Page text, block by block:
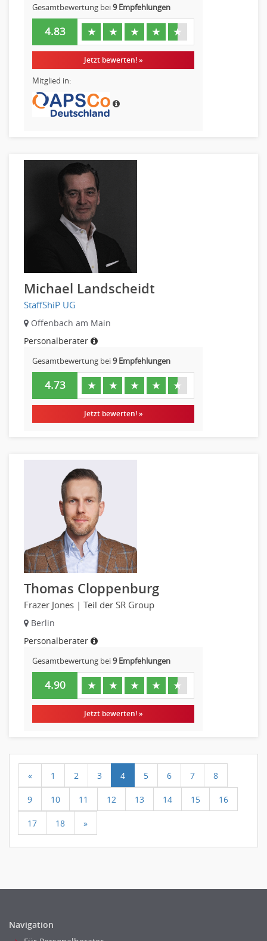
Gesamtbewertung bei9 Empfehlungen
4.83 ★ ★ ★ ★ ★
Jetzt bewerten! »
Mitglied in:
Michael Landscheidt
StaffShiP UG
Offenbach am Main
Personalberater
Gesamtbewertung bei9 Empfehlungen
4.73 ★ ★ ★ ★ ★
Jetzt bewerten! »
Thomas Cloppenburg
Frazer Jones | Teil der SR Group
Berlin
Personalberater
Gesamtbewertung bei9 Empfehlungen
4.90 ★ ★ ★ ★ ★
Jetzt bewerten! »
« 1 2 3 4 5 6 7 8
9 10 11 12 13 14 15 16
17 18 »
Navigation